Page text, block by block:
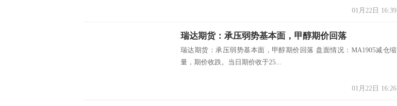
01月22日 16:39
瑞达期货：承压弱势基本面，甲醇期价回落
瑞达期货：承压弱势基本面，甲醇期价回落 盘面情况：MA1905减仓缩
量，期价收跌。当日期价收于25...
01月22日 16:26